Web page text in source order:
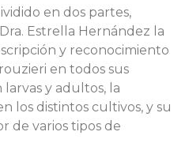
en dos partes,
Estrella Hernández la
y reconocimiento
en todos sus
larvas y adultos, la
los distintos cultivos, y su
de varios tipos de